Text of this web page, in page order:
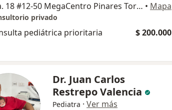
Cra. 18 #12-50 MegaCentro Pinares Torre 1 Consultorio 705, Pereira • Mapa
privado
pediátrica prioritaria $ 200.000
Dr. Juan Carlos
Restrepo Valencia
Pediatra · Ver más